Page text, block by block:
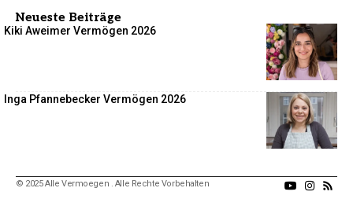
Neueste Beiträge
Kiki Aweimer Vermögen 2026
Inga Pfannebecker Vermögen 2026
© 2025 Alle Vermoegen . Alle Rechte Vorbehalten